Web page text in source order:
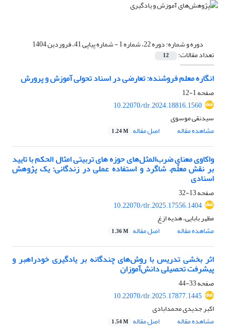
دوره و شماره:دوره 22، شماره 1 - شماره پیاپی 41، فروردین 1404
تعداد مقالات: 12
انگاره معلم فروشنده: تعارضی در اسناد تحولی آموزش و پرورش
صفحه1-12
10.22070/tlr.2024.18816.1560
سیدنقی موسوی
مشاهده مقاله
اصل مقاله 1.24 M
واکاوی معنای ضرب‌المثل‌های حوزه های تربیتی امثال الحکم با تایید
بر نقش معلّم، شاگرد و استفاده عملی در زندگانی: یک پژوهش
اسنادی
صفحه13-32
10.22070/tlr.2025.17556.1404
مظهر بابایی، هدیه ازغ
مشاهده مقاله
اصل مقاله 1.36 M
اثر بخشی تدریس با روش‌های چندگانه بر یادگیری خودراهبر و
پیشرفت تحصیلی دانش‌آموزان
صفحه33-44
10.22070/tlr.2025.17877.1445
اکبر جدیدی محمدابادی
مشاهده مقاله
اصل مقاله 1.54 M